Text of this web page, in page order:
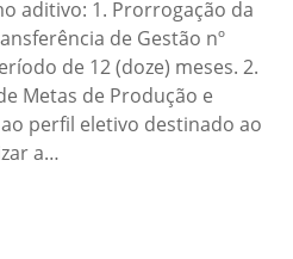
aditivo: 1. Prorrogação da
de Gestão nº
de 12 (doze) meses. 2.
Metas de Produção e
perfil eletivo destinado ao
a…